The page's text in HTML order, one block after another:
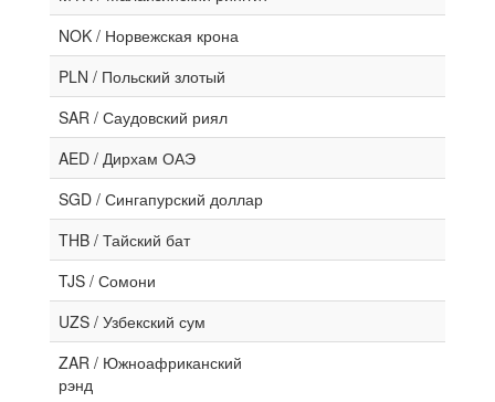
NOK / Норвежская крона
PLN / Польский злотый
SAR / Саудовский риял
AED / Дирхам ОАЭ
SGD / Сингапурский доллар
THB / Тайский бат
TJS / Сомони
UZS / Узбекский сум
ZAR / Южноафриканский
рэнд